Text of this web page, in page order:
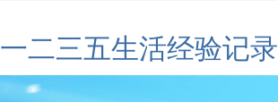
一二三五生活经验记录